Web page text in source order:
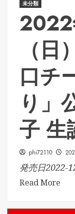
未分類
2022
（
口チ
り」
子 生
phi72110
発売日2022-
Read More